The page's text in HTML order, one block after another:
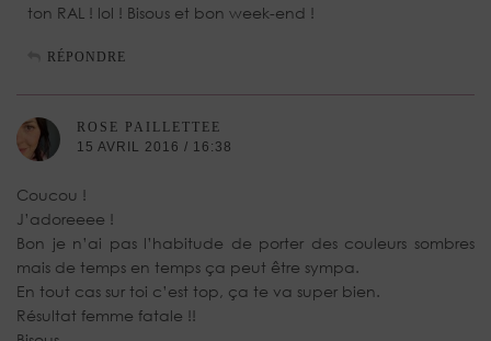
ton RAL ! lol ! Bisous et bon week-end !
RÉPONDRE
ROSE PAILLETTEE
15 AVRIL 2016 / 16:38
Coucou !
J’adoreeee !
Bon je n’ai pas l’habitude de porter des couleurs sombres
mais de temps en temps ça peut être sympa.
En tout cas sur toi c’est top, ça te va super bien.
Résultat femme fatale !!